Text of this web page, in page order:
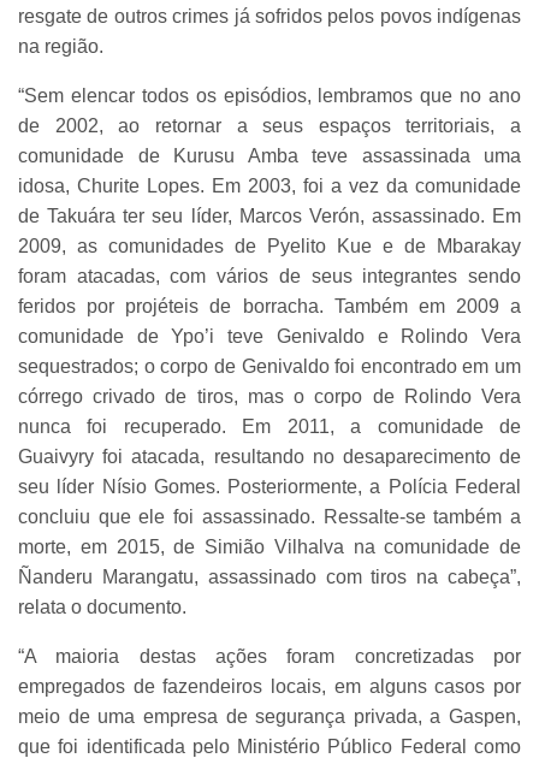
resgate de outros crimes já sofridos pelos povos indígenas
na região.
“Sem elencar todos os episódios, lembramos que no ano
de 2002, ao retornar a seus espaços territoriais, a
comunidade de Kurusu Amba teve assassinada uma
idosa, Churite Lopes. Em 2003, foi a vez da comunidade
de Takuára ter seu líder, Marcos Verón, assassinado. Em
2009, as comunidades de Pyelito Kue e de Mbarakay
foram atacadas, com vários de seus integrantes sendo
feridos por projéteis de borracha. Também em 2009 a
comunidade de Ypo’i teve Genivaldo e Rolindo Vera
sequestrados; o corpo de Genivaldo foi encontrado em um
córrego crivado de tiros, mas o corpo de Rolindo Vera
nunca foi recuperado. Em 2011, a comunidade de
Guaivyry foi atacada, resultando no desaparecimento de
seu líder Nísio Gomes. Posteriormente, a Polícia Federal
concluiu que ele foi assassinado. Ressalte-se também a
morte, em 2015, de Simião Vilhalva na comunidade de
Ñanderu Marangatu, assassinado com tiros na cabeça”,
relata o documento.
“A maioria destas ações foram concretizadas por
empregados de fazendeiros locais, em alguns casos por
meio de uma empresa de segurança privada, a Gaspen,
que foi identificada pelo Ministério Público Federal como